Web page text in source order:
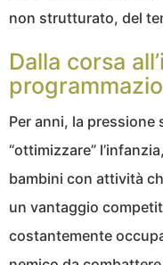
non strutturato, del
Dalla corsa
Per anni, la
“ottimizzare”
bambini con attività
un vantaggio
costantemente